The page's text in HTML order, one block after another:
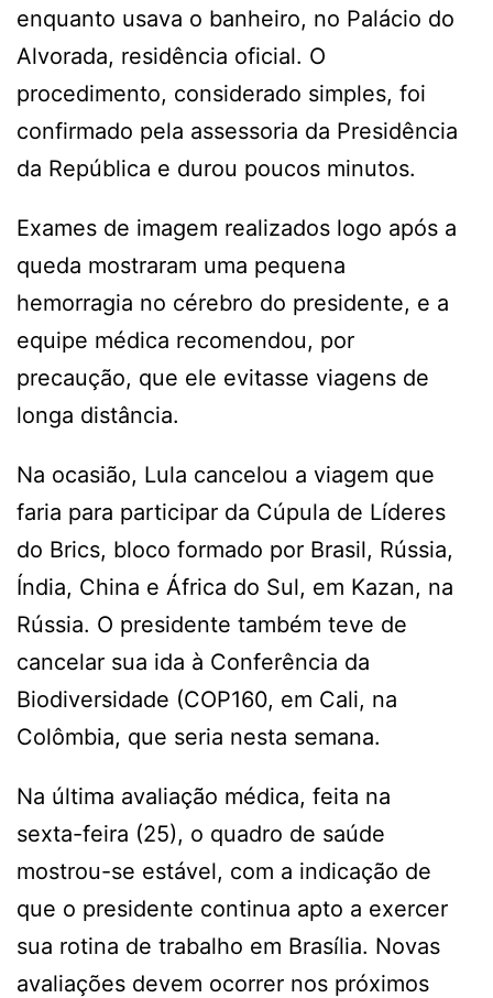
enquanto usava o banheiro, no Palácio do
Alvorada, residência oficial. O
procedimento, considerado simples, foi
confirmado pela assessoria da Presidência
da República e durou poucos minutos.
Exames de imagem realizados logo após a
queda mostraram uma pequena
hemorragia no cérebro do presidente, e a
equipe médica recomendou, por
precaução, que ele evitasse viagens de
longa distância.
Na ocasião, Lula cancelou a viagem que
faria para participar da Cúpula de Líderes
do Brics, bloco formado por Brasil, Rússia,
Índia, China e África do Sul, em Kazan, na
Rússia. O presidente também teve de
cancelar sua ida à Conferência da
Biodiversidade (COP160, em Cali, na
Colômbia, que seria nesta semana.
Na última avaliação médica, feita na
sexta-feira (25), o quadro de saúde
mostrou-se estável, com a indicação de
que o presidente continua apto a exercer
sua rotina de trabalho em Brasília. Novas
avaliações devem ocorrer nos próximos